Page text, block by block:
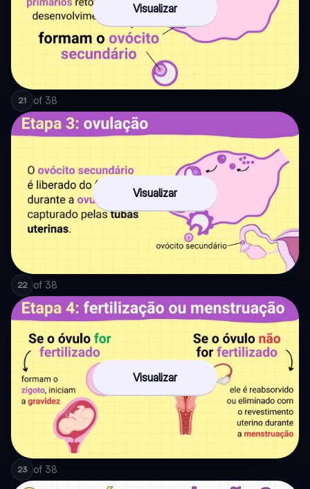
Visualizar
21 of 38
Visualizar
22 of 38
Visualizar
23 of 38